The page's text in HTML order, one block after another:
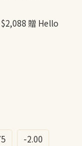
贈 Hello
-2.00